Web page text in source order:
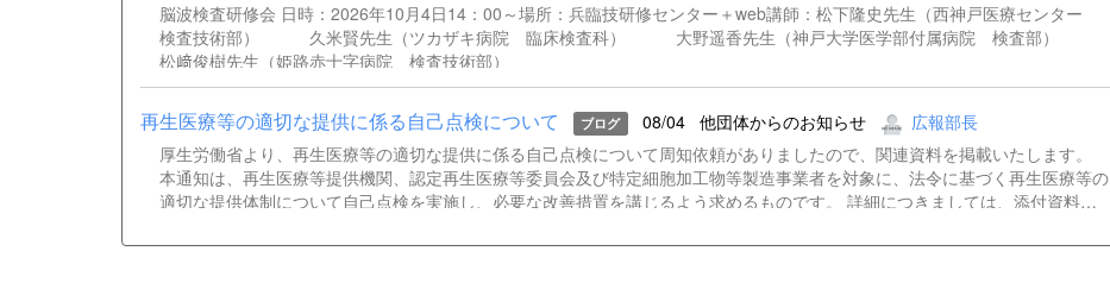
脳波検査研修会 日時：2026年10月4日14：00～場所：兵臨技研修センター＋web講師：松下隆史先生（西神戸医療センター
検査技術部） 久米賢先生（ツカザキ病院 臨床検査科） 大野遥香先生（神戸大学医学部付属病院 検査部）
松﨑俊樹先生（姫路赤十字病院 検査技術部）
再生医療等の適切な提供に係る自己点検について ブログ 08/04 他団体からのお知らせ
広報部長
厚生労働省より、再生医療等の適切な提供に係る自己点検について周知依頼がありましたので、関連資料を掲載いたします。
本通知は、再生医療等提供機関、認定再生医療等委員会及び特定細胞加工物等製造事業者を対象に、法令に基づく再生医療等の
適切な提供体制について自己点検を実施し、必要な改善措置を講じるよう求めるものです。 詳細につきましては、添付資料を